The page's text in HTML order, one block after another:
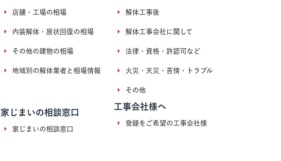
店舗・工場の相場
内装解体・原状回復の相場
その他の建物の相場
地域別の解体業者と相場情報
家じまいの相談窓口
家じまいの相談窓口
解体工事後
解体工事会社に関して
法律・資格・許認可など
火災・天災・苦情・トラブル
その他
工事会社様へ
登録をご希望の工事会社様